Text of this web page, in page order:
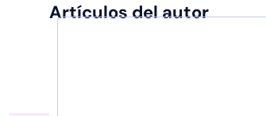
Artículos del autor